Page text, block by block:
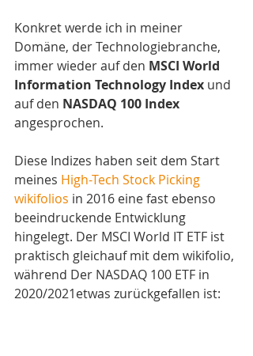
Konkret werde ich in meiner
Domäne, der Technologiebranche,
immer wieder auf den MSCI World
Information Technology Index und
auf den NASDAQ 100 Index
angesprochen.
Diese Indizes haben seit dem Start
meines High-Tech Stock Picking
wikifolios in 2016 eine fast ebenso
beeindruckende Entwicklung
hingelegt. Der MSCI World IT ETF ist
praktisch gleichauf mit dem wikifolio,
während Der NASDAQ 100 ETF in
2020/2021etwas zurückgefallen ist: